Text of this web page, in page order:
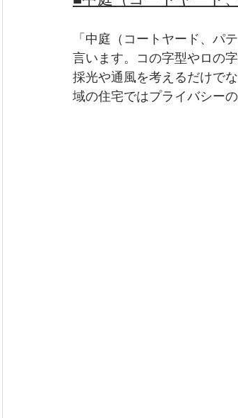
「中庭（コートヤード、パ
言います。コの字型やロの
採光や通風を考えるだけで
域の住宅ではプライバシー